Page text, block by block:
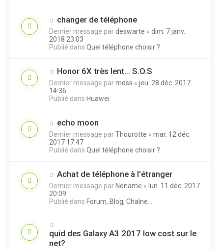
changer de téléphone
Dernier message pardeswarte « dim. 7 janv.
2018 23:03
Publié dans Quel téléphone choisir ?
Honor 6X très lent... S.O.S
Dernier message parmdss « jeu. 28 déc. 2017
14:36
Publié dans Huawei
echo moon
Dernier message parThourotte « mar. 12 déc.
2017 17:47
Publié dans Quel téléphone choisir ?
Achat de téléphone à l'étranger
Dernier message parNoname « lun. 11 déc. 2017
20:09
Publié dans Forum, Blog, Chaîne...
quid des Galaxy A3 2017 low cost sur le
net?